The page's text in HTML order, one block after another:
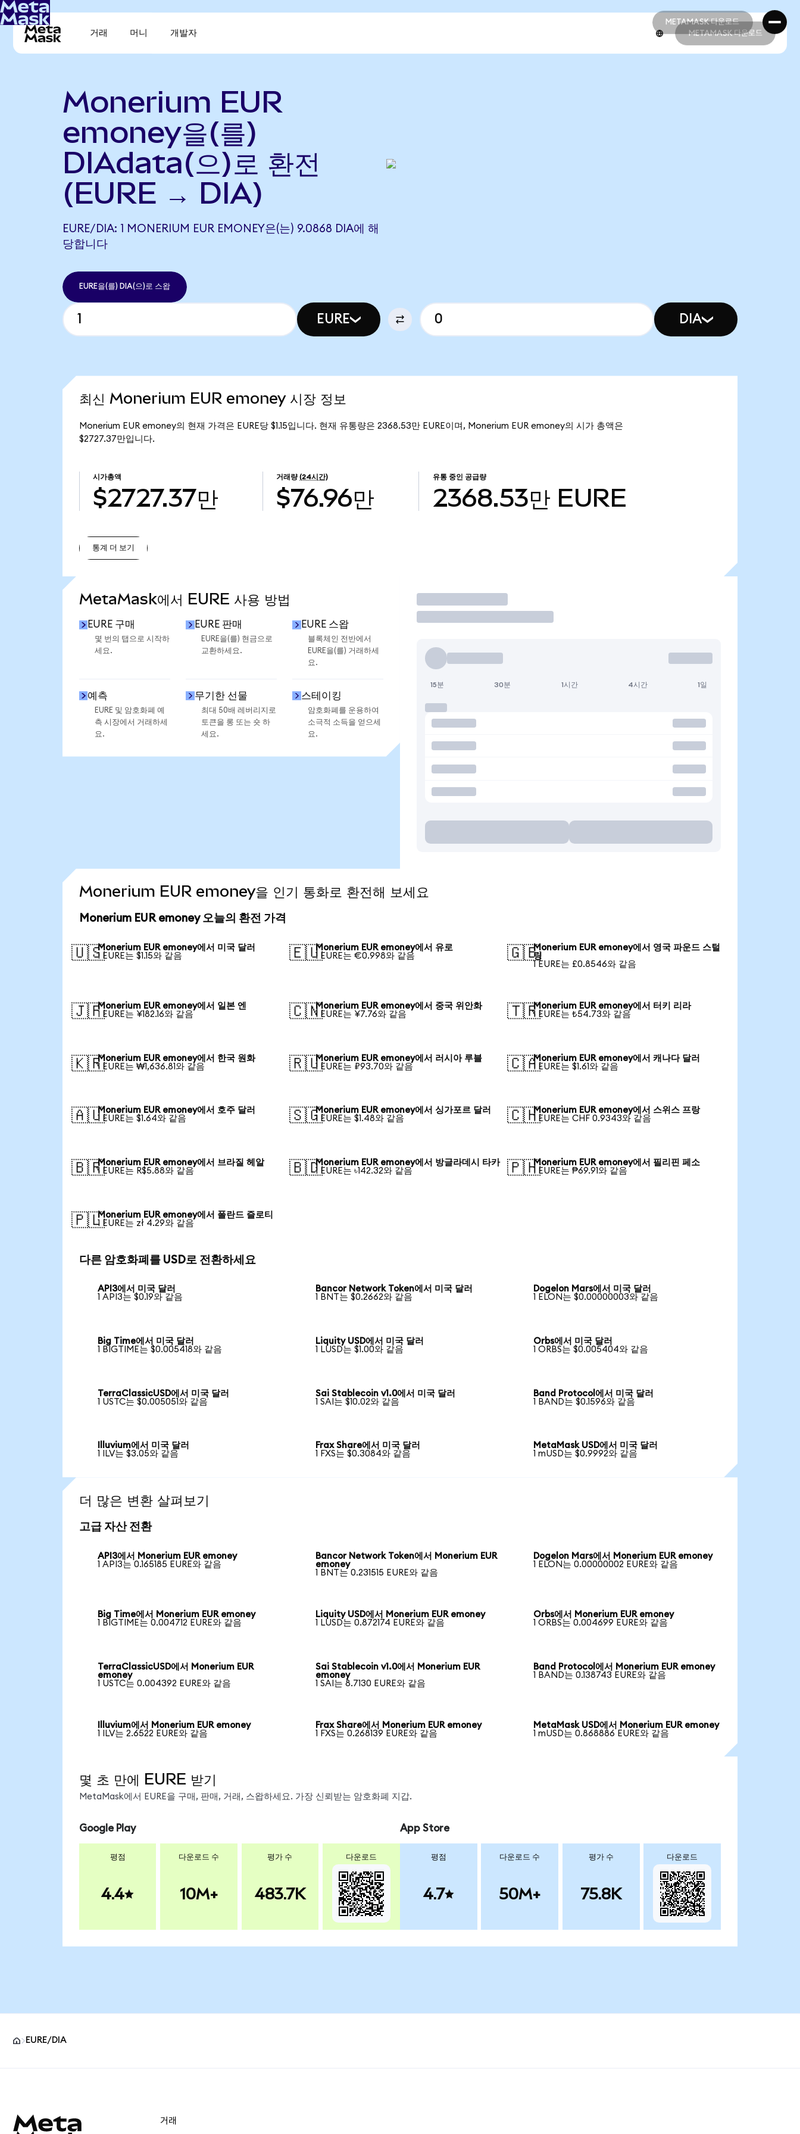
METAMASK 다운로드
METAMASK 다운로드
거래 머니 개발자 METAMASK 다운로드
Monerium EUR
emoney을(를)
DIAdata(으)로 환전
(EURE → DIA)
EURE/DIA: 1 MONERIUM EUR EMONEY은(는) 9.0868 DIA에 해
당합니다
EURE을(를) DIA(으)로 스왑
EURE DIA
최신 Monerium EUR emoney 시장 정보
Monerium EUR emoney의 현재 가격은 EURE당 $1.15입니다. 현재 유통량은 2368.53만 EURE이며, Monerium EUR emoney의 시가 총액은
$2727.37만입니다.
시가총액
$2727.37만
거래량 (24시간)
$76.96만
유통 중인 공급량
2368.53만 EURE
통계 더 보기
MetaMask에서 EURE 사용 방법
EURE 구매
몇 번의 탭으로 시작하
세요.
EURE 판매
EURE을(를) 현금으로
교환하세요.
EURE 스왑
블록체인 전반에서
EURE을(를) 거래하세
요.
예측
EURE 및 암호화폐 예
측 시장에서 거래하세
요.
무기한 선물
최대 50배 레버리지로
토큰을 롱 또는 숏 하
세요.
스테이킹
암호화폐를 운용하여
소극적 소득을 얻으세
요.
거래
15분 30분 1시간 4시간 1일
Monerium EUR emoney을 인기 통화로 환전해 보세요
Monerium EUR emoney 오늘의 환전 가격
🇺🇸Monerium EUR emoney에서 미국 달러
1 EURE는 $1.15와 같음
🇪🇺Monerium EUR emoney에서 유로
1 EURE는 €0.998와 같음
🇬🇧Monerium EUR emoney에서 영국 파운드 스털
링
1 EURE는 £0.8546와 같음
🇯🇵Monerium EUR emoney에서 일본 엔
1 EURE는 ¥182.16와 같음
🇨🇳Monerium EUR emoney에서 중국 위안화
1 EURE는 ¥7.76와 같음
🇹🇷Monerium EUR emoney에서 터키 리라
1 EURE는 ₺54.73와 같음
🇰🇷Monerium EUR emoney에서 한국 원화
1 EURE는 ₩1,636.81와 같음
🇷🇺Monerium EUR emoney에서 러시아 루블
1 EURE는 ₽93.70와 같음
🇨🇦Monerium EUR emoney에서 캐나다 달러
1 EURE는 $1.61와 같음
🇦🇺Monerium EUR emoney에서 호주 달러
1 EURE는 $1.64와 같음
🇸🇬Monerium EUR emoney에서 싱가포르 달러
1 EURE는 $1.48와 같음
🇨🇭Monerium EUR emoney에서 스위스 프랑
1 EURE는 CHF 0.9343와 같음
🇧🇷Monerium EUR emoney에서 브라질 헤알
1 EURE는 R$5.88와 같음
🇧🇩Monerium EUR emoney에서 방글라데시 타카
1 EURE는 ৳142.32와 같음
🇵🇭Monerium EUR emoney에서 필리핀 페소
1 EURE는 ₱69.91와 같음
🇵🇱Monerium EUR emoney에서 폴란드 즐로티
1 EURE는 zł 4.29와 같음
다른 암호화폐를 USD로 전환하세요
API3에서 미국 달러
1 API3는 $0.19와 같음
Bancor Network Token에서 미국 달러
1 BNT는 $0.2662와 같음
Dogelon Mars에서 미국 달러
1 ELON는 $0.00000003와 같음
Big Time에서 미국 달러
1 BIGTIME는 $0.005418와 같음
Liquity USD에서 미국 달러
1 LUSD는 $1.00와 같음
Orbs에서 미국 달러
1 ORBS는 $0.005404와 같음
TerraClassicUSD에서 미국 달러
1 USTC는 $0.005051와 같음
Sai Stablecoin v1.0에서 미국 달러
1 SAI는 $10.02와 같음
Band Protocol에서 미국 달러
1 BAND는 $0.1596와 같음
Illuvium에서 미국 달러
1 ILV는 $3.05와 같음
Frax Share에서 미국 달러
1 FXS는 $0.3084와 같음
MetaMask USD에서 미국 달러
1 mUSD는 $0.9992와 같음
더 많은 변환 살펴보기
고급 자산 전환
API3에서 Monerium EUR emoney
1 API3는 0.165185 EURE와 같음
Bancor Network Token에서 Monerium EUR
emoney
1 BNT는 0.231515 EURE와 같음
Dogelon Mars에서 Monerium EUR emoney
1 ELON는 0.00000002 EURE와 같음
Big Time에서 Monerium EUR emoney
1 BIGTIME는 0.004712 EURE와 같음
Liquity USD에서 Monerium EUR emoney
1 LUSD는 0.872174 EURE와 같음
Orbs에서 Monerium EUR emoney
1 ORBS는 0.004699 EURE와 같음
TerraClassicUSD에서 Monerium EUR
emoney
1 USTC는 0.004392 EURE와 같음
Sai Stablecoin v1.0에서 Monerium EUR
emoney
1 SAI는 8.7130 EURE와 같음
Band Protocol에서 Monerium EUR emoney
1 BAND는 0.138743 EURE와 같음
Illuvium에서 Monerium EUR emoney
1 ILV는 2.6522 EURE와 같음
Frax Share에서 Monerium EUR emoney
1 FXS는 0.268139 EURE와 같음
MetaMask USD에서 Monerium EUR emoney
1 mUSD는 0.868886 EURE와 같음
몇 초 만에 EURE 받기
MetaMask에서 EURE을 구매, 판매, 거래, 스왑하세요. 가장 신뢰받는 암호화폐 지갑.
Google Play
평점
4.4
다운로드 수
10M+
평가 수
483.7K
다운로드
App Store
평점
4.7
다운로드 수
50M+
평가 수
75.8K
다운로드
EURE/DIA
거래